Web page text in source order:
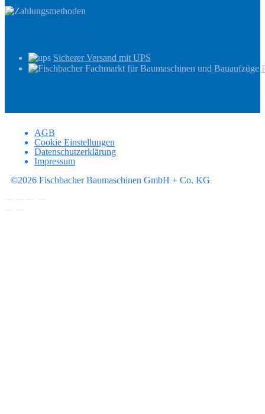
Sicherer Versand mit UPS
AGB
Cookie Einstellungen
Datenschutzerklärung
Impressum
©2026 Fischbacher Baumaschinen GmbH + Co. KG